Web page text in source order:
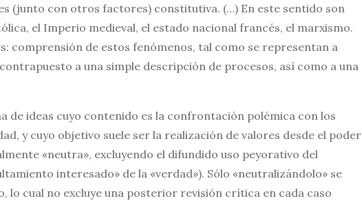
(junto con otros factores) constitutiva. (…) En este sentido son
el Imperio medieval, el estado nacional francés, el marxismo.
comprensión de estos fenómenos, tal como se representan a
a una simple descripción de procesos, así como a una
de ideas cuyo contenido es la confrontación polémica con los
y cuyo objetivo suele ser la realización de valores desde el poder
«neutra», excluyendo el difundido uso peyorativo del
interesado» de la «verdad»). Sólo «neutralizándolo» se
lo cual no excluye una posterior revisión crítica en cada caso